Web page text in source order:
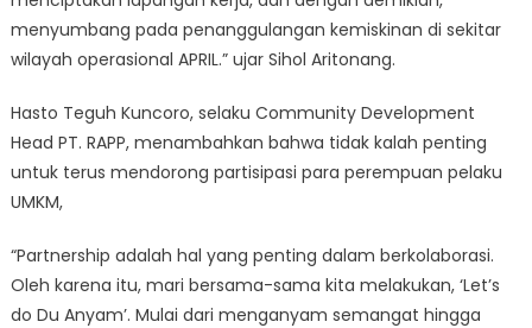
menyumbang pada penanggulangan kemiskinan di sekitar
wilayah operasional APRIL.” ujar Sihol Aritonang.
Hasto Teguh Kuncoro, selaku Community Development
Head PT. RAPP, menambahkan bahwa tidak kalah penting
untuk terus mendorong partisipasi para perempuan pelaku
UMKM,
“Partnership adalah hal yang penting dalam berkolaborasi.
Oleh karena itu, mari bersama-sama kita melakukan, ‘Let’s
do Du Anyam’. Mulai dari menganyam semangat hingga